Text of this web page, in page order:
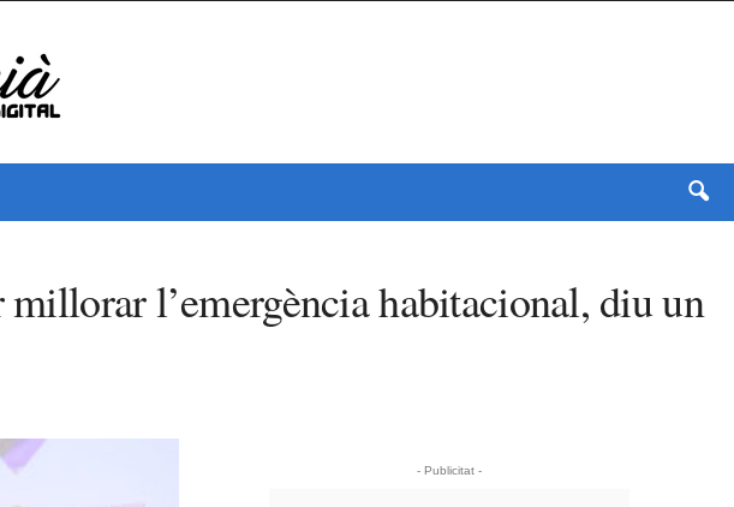
millorar l’emergència habitacional, diu un
- Publicitat -